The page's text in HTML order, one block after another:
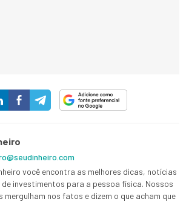
você encontra as melhores dicas, notícias
de investimentos para a pessoa física. Nossos
mergulham nos fatos e dizem o que acham que